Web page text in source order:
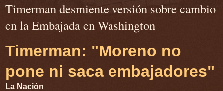
Timerman desmiente versión sobre cambio
en la Embajada en Washington
Timerman: "Moreno no
pone ni saca embajadores"
La Nación